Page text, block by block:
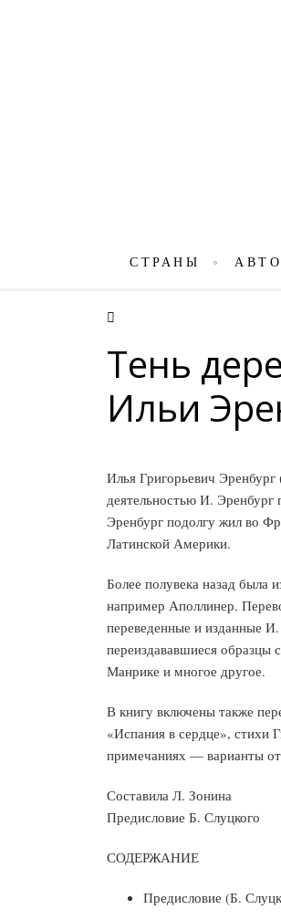
СТРАНЫ
Тень
Ильи
Илья Григорьевич
деятельностью И.
Эренбург подолгу жил во
Латинской Америки.
Более полувека назад была
например Аполлинер.
переведенные и изданные
переиздававшиеся образцы
Манрике и многое другое.
В книгу включены также
«Испания в сердце», стихи
примечаниях — варианты
Составила Л. Зонина
Предисловие Б. Слуцкого
СОДЕРЖАНИЕ
Предисловие (Б.